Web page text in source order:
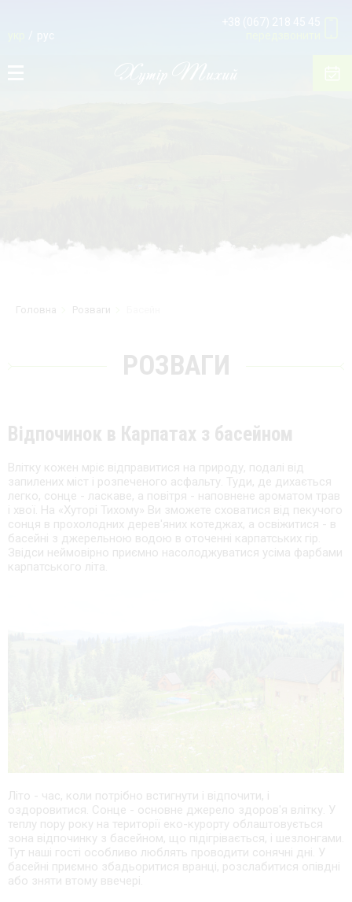
рус
+38 (067) 218 45 45
Головна Розваги
РОЗВАГИ
Відпочинок в Карпатах з басейном
Влітку кожен мріє відправитися на природу, подалі від
запилених міст і розпеченого асфальту. Туди, де дихається
легко, сонце - ласкаве, а повітря - наповнене ароматом трав
і хвої. На «Хуторі Тихому» Ви зможете сховатися від пекучого
сонця в прохолодних дерев'яних котеджах, а освіжитися - в
басейні з джерельною водою в оточенні карпатських гір.
Звідси неймовірно приємно насолоджуватися усіма фарбами
карпатського літа.
Літо - час, коли потрібно встигнути і відпочити, і
оздоровитися. Сонце - основне джерело здоров'я влітку. У
теплу пору року на території еко-курорту облаштовується
зона відпочинку з басейном, що підігрівається, і шезлонгами.
Тут наші гості особливо люблять проводити сонячні дні. У
басейні приємно збадьоритися вранці, розслабитися опівдні
або зняти втому ввечері.